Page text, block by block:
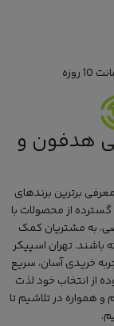
روزه
هدفون و
برترین برندهای
از محصولات با
به مشتریان کمک
تهران اسپیکر
خریدی آسان، سریع
از انتخاب خود لذت
همواره در تلاشیم تا